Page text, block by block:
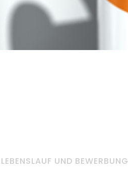
LEBENSLAUF UND BEWERBUNG